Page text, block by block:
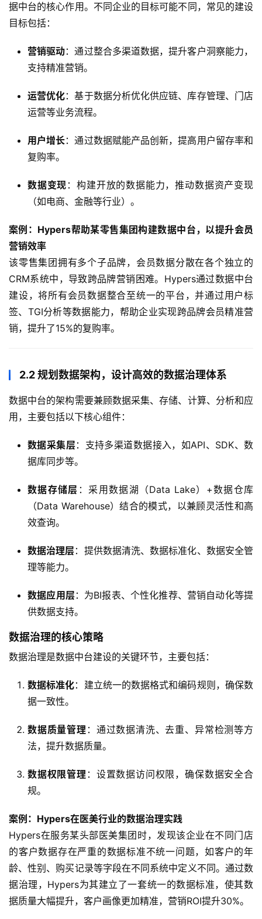
据中台的核心作用。不同企业的目标可能不同，常见的建设
目标包括：
营销驱动：通过整合多渠道数据，提升客户洞察能力，
支持精准营销。
运营优化：基于数据分析优化供应链、库存管理、门店
运营等业务流程。
用户增长：通过数据赋能产品创新，提高用户留存率和
复购率。
数据变现 ：构建开放的数据能力，推动数据资产变现
（如电商、金融等行业）。
案例：Hypers帮助某零售集团构建数据中台，以提升会员
营销效率
该零售集团拥有多个子品牌，会员数据分散在各个独立的
CRM系统中，导致跨品牌营销困难。Hypers通过数据中台
建设，将所有会员数据整合至统一的平台，并通过用户标
签、TGI分析等数据能力，帮助企业实现跨品牌会员精准营
销，提升了15%的复购率。
2.2 规划数据架构，设计高效的数据治理体系
数据中台的架构需要兼顾数据采集、存储、计算、分析和应
用，主要包括以下核心组件：
数据采集层：支持多渠道数据接入，如API、SDK、数
据库同步等。
数据存储层 ：采用数据湖（Data Lake）+数据仓库
（Data Warehouse）结合的模式，以兼顾灵活性和高
效查询。
数据治理层：提供数据清洗、数据标准化、数据安全管
理等能力。
数据应用层：为BI报表、个性化推荐、营销自动化等提
供数据支持。
数据治理的核心策略
数据治理是数据中台建设的关键环节，主要包括：
数据标准化：建立统一的数据格式和编码规则，确保数
据一致性。
数据质量管理 ：通过数据清洗、去重、异常检测等方
法，提升数据质量。
数据权限管理 ：设置数据访问权限，确保数据安全合
规。
案例：Hypers在医美行业的数据治理实践
Hypers在服务某头部医美集团时，发现该企业在不同门店
的客户数据存在严重的数据标准不统一问题，如客户的年
龄、性别、购买记录等字段在不同系统中定义不同。通过数
据治理，Hypers为其建立了一套统一的数据标准，使其数
据质量大幅提升，客户画像更加精准，营销ROI提升30%。